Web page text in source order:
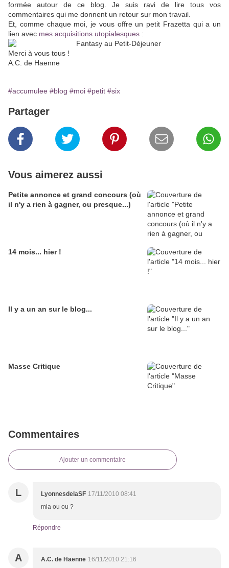
formée autour de ce blog. Je suis ravi de lire tous vos
commentaires qui me donnent un retour sur mon travail.
Et, comme chaque moi, je vous offre un petit Frazetta qui a un
lien avec mes acquisitions utopialesques :
Merci à vous tous !
A.C. de Haenne
#accumulee #blog #moi #petit #six
Partager
Vous aimerez aussi
Petite annonce et grand concours (où
il n'y a rien à gagner, ou presque...)
14 mois... hier !
Il y a un an sur le blog...
Masse Critique
Commentaires
Ajouter un commentaire
L LyonnesdelaSF 17/11/2010 08:41
mia ou ou ?
Répondre
A A.C. de Haenne 16/11/2010 21:16